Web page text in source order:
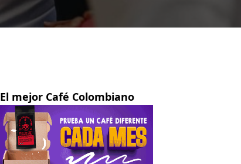
El mejor Café Colombiano